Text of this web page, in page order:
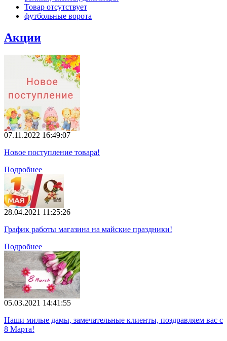
Товар отсутствует
футбольные ворота
Акции
07.11.2022 16:49:07
Новое поступление товара!
Подробнее
28.04.2021 11:25:26
График работы магазина на майские праздники!
Подробнее
05.03.2021 14:41:55
Наши милые дамы, замечательные клиенты, поздравляем вас с
8 Марта!